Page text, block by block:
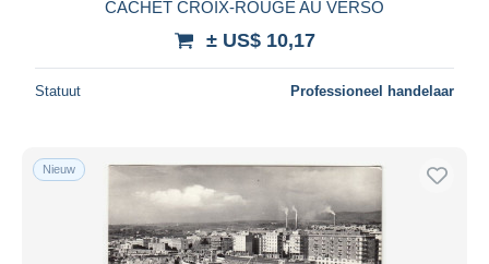
CACHET CROIX-ROUGE AU VERSO
± US$ 10,17
Statuut Professioneel handelaar
Nieuw